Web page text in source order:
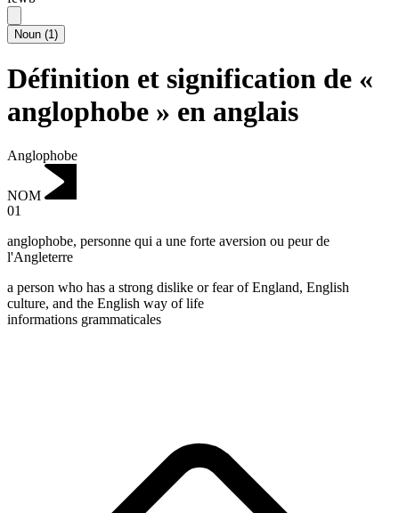
Noun (1)
Définition et signification de «
anglophobe » en anglais
Anglophobe
NOM
01
anglophobe, personne qui a une forte aversion ou peur de
l'Angleterre
a person who has a strong dislike or fear of England, English
culture, and the English way of life
informations grammaticales